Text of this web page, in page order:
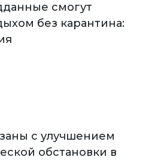
смогут
без карантина:
с улучшением
обстановки в